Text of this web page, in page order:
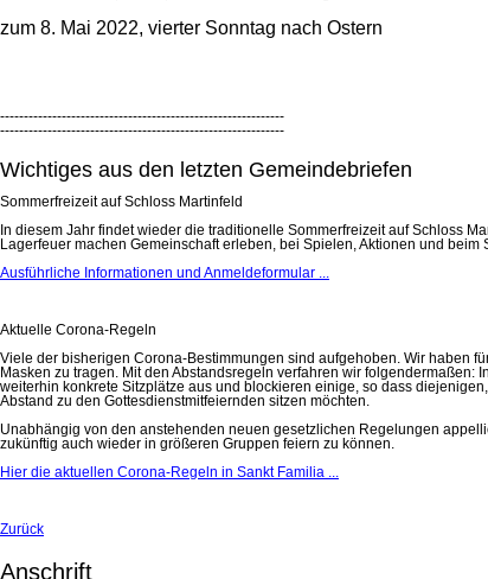
zum 8. Mai 2022, vierter Sonntag nach Ostern
------------------------------------------------------------
------------------------------------------------------------
Wichtiges aus den letzten Gemeindebriefen
Sommerfreizeit auf Schloss Martinfeld
In diesem Jahr findet wieder die traditionelle Sommerfreizeit auf Schloss
Lagerfeuer machen Gemeinschaft erleben, bei Spielen, Aktionen und
Ausführliche Informationen und Anmeldeformular ...
Aktuelle Corona-Regeln
Viele der bisherigen Corona-Bestimmungen sind aufgehoben. Wir haben
Masken zu tragen. Mit den Abstandsregeln verfahren wir
weiterhin konkrete Sitzplätze aus und blockieren einige, so dass
Abstand zu den Gottesdienstmitfeiernden sitzen möchten.
Unabhängig von den anstehenden neuen gesetzlichen Regelungen
zukünftig auch wieder in größeren Gruppen feiern zu können.
Hier die aktuellen Corona-Regeln in Sankt Familia ...
Zurück
Anschrift